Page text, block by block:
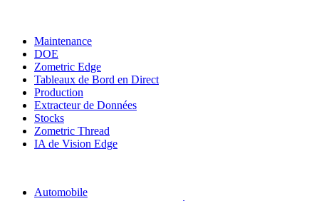
Maintenance
DOE
Zometric Edge
Tableaux de Bord en Direct
Production
Extracteur de Données
Stocks
Zometric Thread
IA de Vision Edge
Automobile